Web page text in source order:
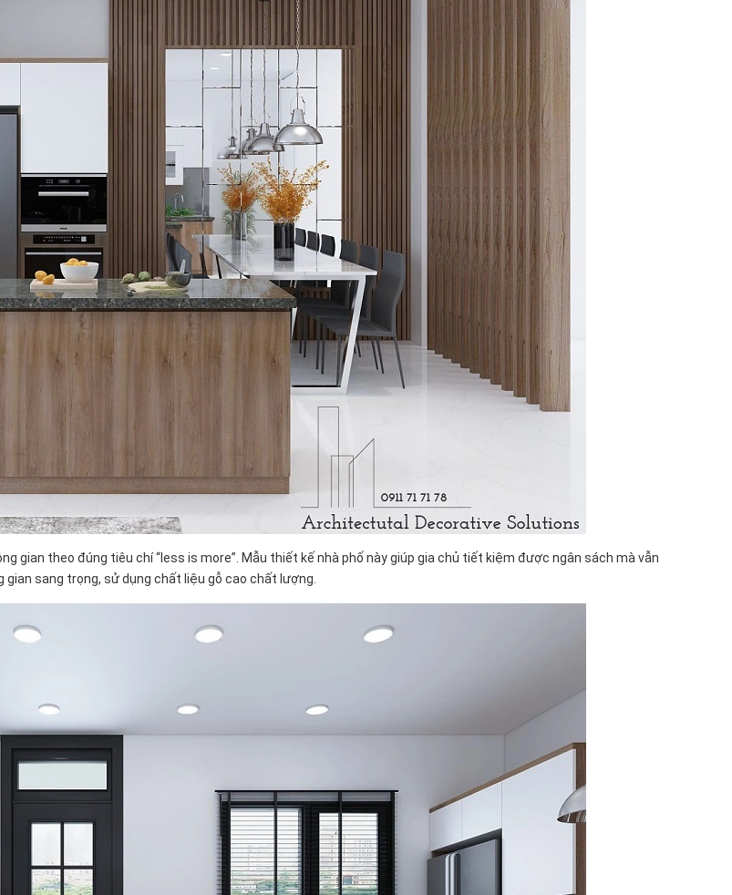
gian theo đúng tiêu chí “less is more”. Mẫu thiết kế nhà phố này giúp gia chủ tiết kiệm được ngân sách mà vẫn
gian sang trọng, sử dụng chất liệu gỗ cao chất lượng.